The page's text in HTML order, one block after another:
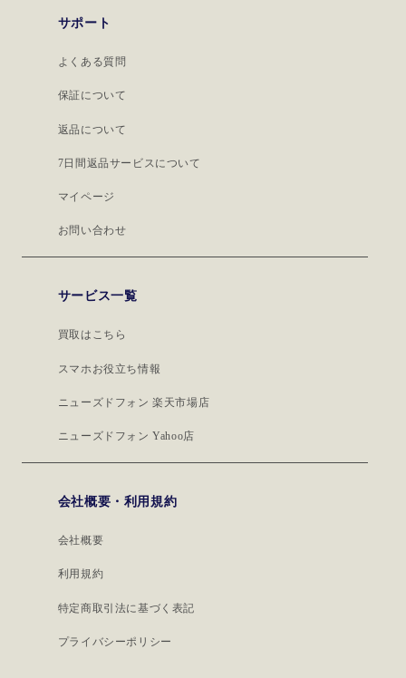
サポート
よくある質問
保証について
返品について
7日間返品サービスについて
マイページ
お問い合わせ
サービス一覧
買取はこちら
スマホお役立ち情報
ニューズドフォン 楽天市場店
ニューズドフォン Yahoo店
会社概要・利用規約
会社概要
利用規約
特定商取引法に基づく表記
プライバシーポリシー